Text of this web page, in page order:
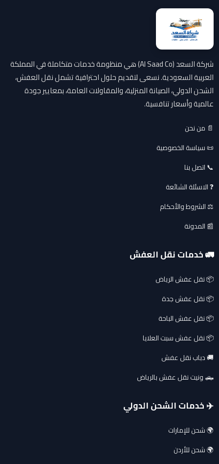
شركة السعد (Al Saad Co) هي منظومة خدمات متكاملة في المملكة
العربية السعودية. نسعى لتقديم حلول احترافية تشمل نقل العفش،
الشحن الدولي، الصيانة المنزلية، والمقاولات العامة، بمعايير جودة
عالمية وأسعار تنافسية.
📄 من نحن
📜 سياسة الخصوصية
📞 اتصل بنا
❓ الاسئلة الشائعة
⚖️ الشروط والأحكام
📰 المدونة
🚛 خدمات نقل العفش
📦 نقل عفش الرياض
📦 نقل عفش جدة
📦 نقل عفش الباحة
📦 نقل عفش سبت العلايا
🚚 دباب نقل عفش
🛻 ونيت نقل عفش بالرياض
✈️ خدمات الشحن الدولي
🌍 شحن للإمارات
🌍 شحن للأردن